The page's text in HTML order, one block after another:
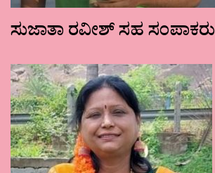
ಸುಜಾತಾ ರವೀಶ್ ಸಹ ಸಂಪಾಕರು